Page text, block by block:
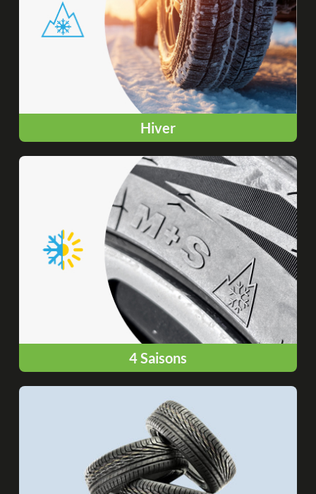
Hiver
4 Saisons